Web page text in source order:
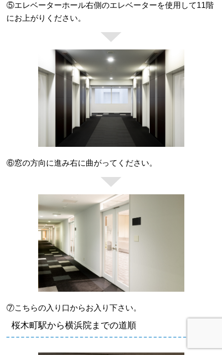
⑤エレベーターホール右側のエレベーターを使用して11階
にお上がりください。
⑥窓の方向に進み右に曲がってください。
⑦こちらの入り口からお入り下さい。
桜木町駅から横浜院までの道順